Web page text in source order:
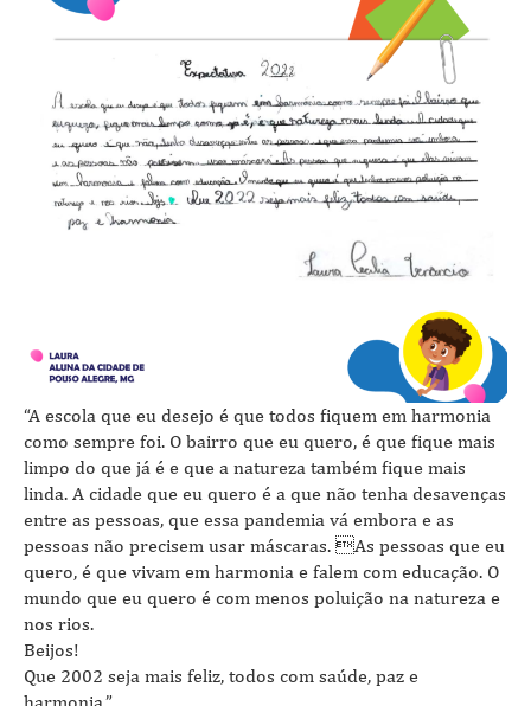
“A escola que eu desejo é que todos fiquem em harmonia
como sempre foi. O bairro que eu quero, é que fique mais
limpo do que já é e que a natureza também fique mais
linda. A cidade que eu quero é a que não tenha desavenças
entre as pessoas, que essa pandemia vá embora e as
pessoas não precisem usar máscaras. As pessoas que eu
quero, é que vivam em harmonia e falem com educação. O
mundo que eu quero é com menos poluição na natureza e
nos rios.
Beijos!
Que 2002 seja mais feliz, todos com saúde, paz e